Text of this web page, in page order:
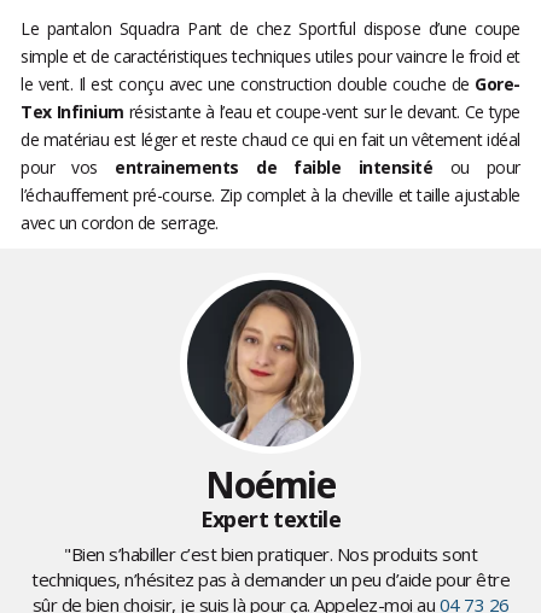
Le pantalon Squadra Pant de chez Sportful dispose d’une coupe
simple et de caractéristiques techniques utiles pour vaincre le froid et
le vent. Il est conçu avec une construction double couche de Gore-
Tex Infinium résistante à l’eau et coupe-vent sur le devant. Ce type
de matériau est léger et reste chaud ce qui en fait un vêtement idéal
pour vos entrainements de faible intensité ou pour
l’échauffement pré-course. Zip complet à la cheville et taille ajustable
avec un cordon de serrage.
Noémie
Expert textile
"Bien s’habiller c’est bien pratiquer. Nos produits sont
techniques, n’hésitez pas à demander un peu d’aide pour être
sûr de bien choisir, je suis là pour ça. Appelez-moi au 04 73 26